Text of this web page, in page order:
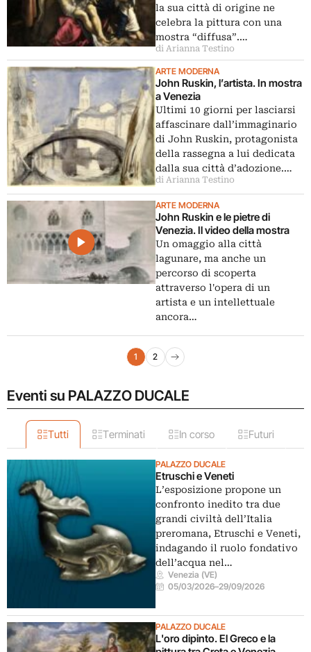
la sua città di origine ne
celebra la pittura con una
mostra “diffusa”.…
di Arianna Testino
ARTE MODERNA
John Ruskin, l’artista. In mostra
a Venezia
Ultimi 10 giorni per lasciarsi
affascinare dall’immaginario
di John Ruskin, protagonista
della rassegna a lui dedicata
dalla sua città d’adozione.…
di Arianna Testino
ARTE MODERNA
John Ruskin e le pietre di
Venezia. Il video della mostra
Un omaggio alla città
lagunare, ma anche un
percorso di scoperta
attraverso l'opera di un
artista e un intellettuale
ancora…
Navigazione articoli
1 2
Pagina successiva
Eventi su PALAZZO DUCALE
Tutti Terminati In corso Futuri
PALAZZO DUCALE
Etruschi e Veneti
L’esposizione propone un
confronto inedito tra due
grandi civiltà dell’Italia
preromana, Etruschi e Veneti,
indagando il ruolo fondativo
dell’acqua nel…
Venezia (VE)
05/03/2026–29/09/2026
PALAZZO DUCALE
L'oro dipinto. El Greco e la